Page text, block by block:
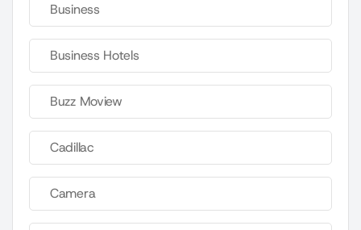
Business
Business Hotels
Buzz Moview
Cadillac
Camera